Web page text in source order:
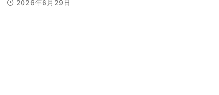
2026年6月29日